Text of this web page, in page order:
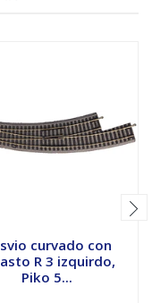
curvado con
R 3 izquirdo,
Piko 5...